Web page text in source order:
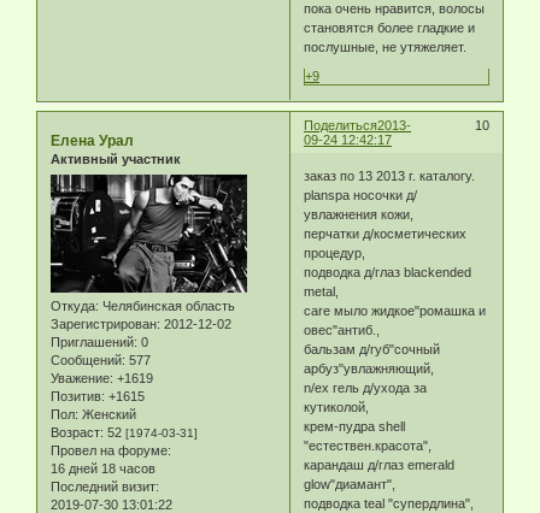
пока очень нравится, волосы
становятся более гладкие и
послушные, не утяжеляет.
+9
Поделиться 10
2013-
09-24 12:42:17
Елена Урал
Активный участник
Откуда: Челябинская область
Зарегистрирован: 2012-12-02
Приглашений: 0
Сообщений: 577
Уважение: +1619
Позитив: +1615
Пол: Женский
Возраст: 52 [1974-03-31]
Провел на форуме:
16 дней 18 часов
Последний визит:
2019-07-30 13:01:22
заказ по 13 2013 г. каталогу.
planspa носочки д/
увлажнения кожи,
перчатки д/косметических
процедур,
подводка д/глаз blackended
metal,
care мыло жидкое"ромашка и
овес"антиб.,
бальзам д/губ"сочный
арбуз"увлажняющий,
n/ex гель д/ухода за
кутиколой,
крем-пудра shell
"естествен.красота",
карандаш д/глаз emerald
glow"диамант",
подводка teal "супердлина",